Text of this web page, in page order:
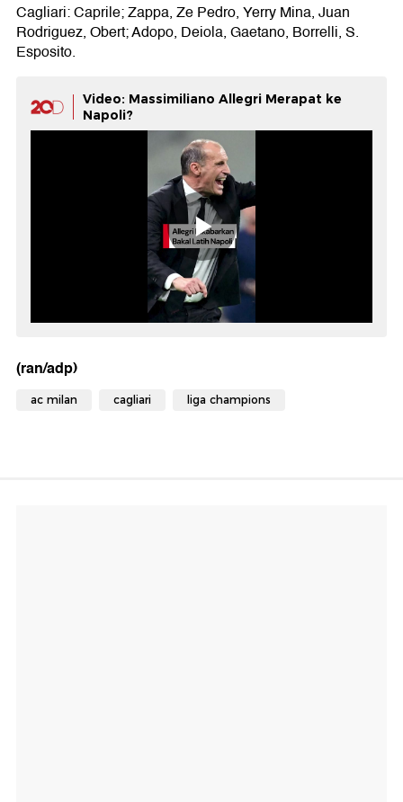
Cagliari: Caprile; Zappa, Ze Pedro, Yerry Mina, Juan
Rodriguez, Obert; Adopo, Deiola, Gaetano, Borrelli, S.
Esposito.
Video: Massimiliano Allegri Merapat ke
Napoli?
(ran/adp)
ac milan cagliari liga champions